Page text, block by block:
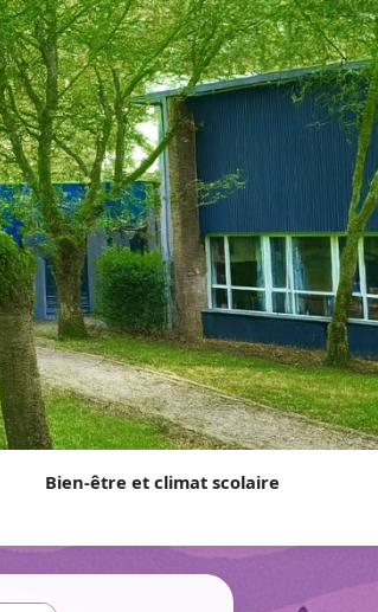
Bien-être et climat scolaire